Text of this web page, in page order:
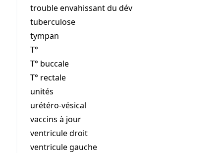
trouble envahissant du dév
tuberculose
tympan
T°
T° buccale
T° rectale
unités
urétéro-vésical
vaccins à jour
ventricule droit
ventricule gauche